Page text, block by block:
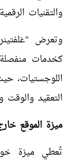
والتقنيات
وتعرض
كخدمات
اللوجستيات،
التعقيد
ميزة الموقع
تُعطي ميزة